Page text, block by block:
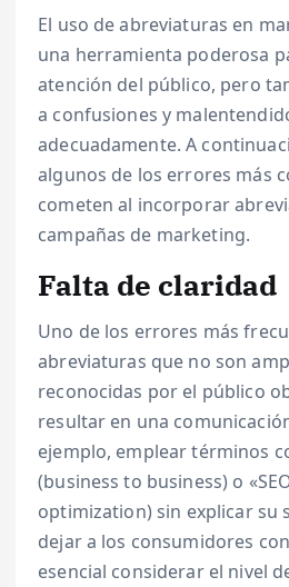
El uso de abreviaturas en
una herramienta poderosa
atención del público, pero
a confusiones y
adecuadamente. A
algunos de los errores más
cometen al incorporar
campañas de marketing.
Falta de claridad
Uno de los errores más
abreviaturas que no son
reconocidas por el público
resultar en una
ejemplo, emplear términos
(business to business) o
optimization) sin explicar su
dejar a los consumidores
esencial considerar el nivel